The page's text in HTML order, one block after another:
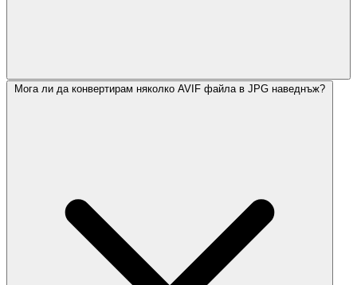
Мога ли да конвертирам няколко AVIF файла в JPG наведнъж?